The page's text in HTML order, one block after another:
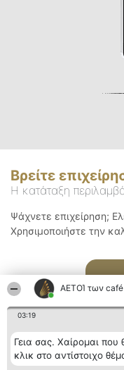
ΑΕΤΟΊ των café
03:19
Γεια σας. Χαίρομαι
κλικ στο αντίστοιχο
Βρείτε
Η κατάταξη
Ψάχνετε επιχείρηση;
Χρησιμοποιήστε την